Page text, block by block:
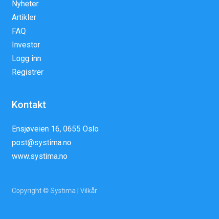
Nyheter
Artikler
FAQ
Investor
Logg inn
Registrer
Kontakt
Ensjøveien 16, 0655 Oslo
post@systima.no
www.systima.no
Copyright © Systima | Vilkår